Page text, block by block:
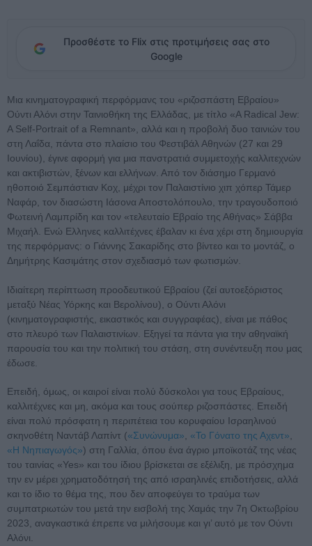
Προσθέστε το Flix στις προτιμήσεις σας στο
Google
Μια κινηματογραφική περφόρμανς του «ριζοσπάστη Εβραίου»
Ούντι Αλόνι στην Ταινιοθήκη της Ελλάδας, με τίτλο «A Radical Jew:
A Self-Portrait of a Remnant», αλλά και η προβολή δυο ταινιών του
στη Λαΐδα, πάντα στο πλαίσιο του Φεστιβάλ Αθηνών (27 και 29
Ιουνίου), έγινε αφορμή για μια πανστρατιά συμμετοχής καλλιτεχνών
και ακτιβιστών, ξένων και ελλήνων. Από τον διάσημο Γερμανό
ηθοποιό Σεμπάστιαν Κοχ, μέχρι τον Παλαιστίνιο χιπ χόπερ Τάμερ
Ναφάρ, τον διασώστη Ιάσονα Αποστολόπουλο, την τραγουδοποιό
Φωτεινή Λαμπρίδη και τον «τελευταίο Εβραίο της Αθήνας» Σάββα
Μιχαήλ. Ενώ Ελληνες καλλιτέχνες έβαλαν κι ένα χέρι στη δημιουργία
της περφόρμανς: ο Γιάννης Σακαρίδης στο βίντεο και το μοντάζ, ο
Δημήτρης Κασιμάτης στον σχεδιασμό των φωτισμών.
Ιδιαίτερη περίπτωση προοδευτικού Εβραίου (ζεί αυτοεξόριστος
μεταξύ Νέας Υόρκης και Βερολίνου), ο Ούντι Αλόνι
(κινηματογραφιστής, εικαστικός και συγγραφέας), είναι με πάθος
στο πλευρό των Παλαιστινίων. Eξηγεί τα πάντα για την αθηναϊκή
παρουσία του και την πολιτική του στάση, στη συνέντευξη που μας
έδωσε.
Επειδή, όμως, οι καιροί είναι πολύ δύσκολοι για τους Εβραίους,
καλλιτέχνες και μη, ακόμα και τους σούπερ ριζοσπάστες. Επειδή
είναι πολύ πρόσφατη η περιπέτεια του κορυφαίου Ισραηλινού
σκηνοθέτη Ναντάβ Λαπίντ («Συνώνυμα» «Το Γόνατο της Αχεντ»
«Η Νηπιαγωγός») στη Γαλλία, όπου ένα άγριο μποϊκοτάζ της νέας
του ταινίας «Yes» και του ίδιου βρίσκεται σε εξέλιξη, με πρόσχημα
την εν μέρει χρηματοδότησή της από ισραηλινές επιδοτήσεις, αλλά
και το ίδιο το θέμα της, που δεν αποφεύγει το τραύμα των
συμπατριωτών του μετά την εισβολή της Χαμάς την 7η Οκτωβρίου
2023, αναγκαστικά έπρεπε να μιλήσουμε και γι’ αυτό με τον Ούντι
Αλόνι.